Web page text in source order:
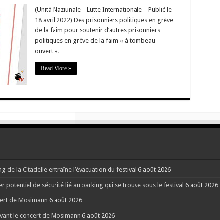
(Unità Naziunale – Lutte Internationale – Publié le
18 avril 2022) Des prisonniers politiques en grève
de la faim pour soutenir d’autres prisonniers
politiques en grève de la faim « à tombeau
ouvert ».
Read More »
de la Citadelle entraîne l’évacuation du festival 6 août 2026
potentiel de sécurité lié au parking qui se trouve sous le festival 6 août 2026
de Mosimann 6 août 2026
le concert de Mosimann 6 août 2026